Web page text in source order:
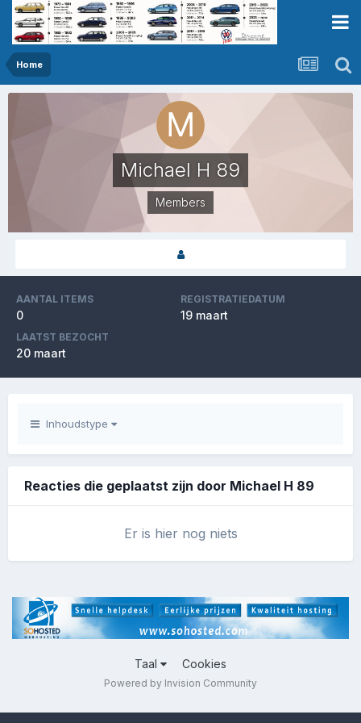
Home
Michael H 89
Members
AANTAL ITEMS
0
REGISTRATIEDATUM
19 maart
LAATST BEZOCHT
20 maart
Inhoudstype
Reacties die geplaatst zijn door Michael H 89
Er is hier nog niets
Taal Cookies
Powered by Invision Community